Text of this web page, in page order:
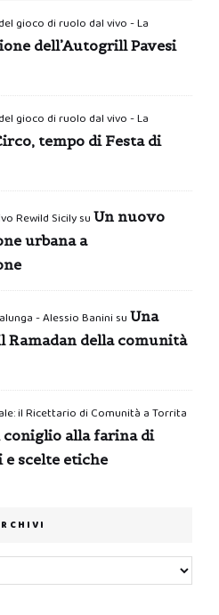
gioco di ruolo dal vivo - La
dell’Autogrill Pavesi
gioco di ruolo dal vivo - La
tempo di Festa di
Rewild Sicilysu Un nuovo
urbana a
- Alessio Banini su Una
Ramadan della comunità
il Ricettario di Comunità a Torrita
coniglio alla farina di
scelte etiche